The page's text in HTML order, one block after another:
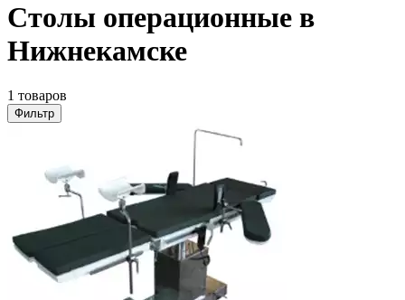
Столы операционные в
Нижнекамске
1 товаров
Фильтр